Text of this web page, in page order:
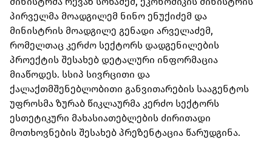
პირველმა მოადგილემ ნინო ენუქიძემ და
მინისტრის მოადგილე გენადი არველაძემ,
რომელთაც კერძო სექტორს დადგენილების
პროექტის შესახებ დეტალური ინფორმაცია
მიაწოდეს. სსიპ სივრცითი და
ქალაქთმშენებლობითი განვითარების სააგენტოს
უფროსმა ზურაბ წიკლაურმა კერძო სექტორს
ესთეტიკური მახასიათებლების ძირითადი
მოთხოვნების შესახებ პრეზენტაცია წარუდგინა.